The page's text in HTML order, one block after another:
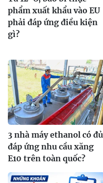
phẩm xuất khẩu vào EU
phải đáp ứng điều kiện
gì?
3 nhà máy ethanol có đủ
đáp ứng nhu cầu xăng
E10 trên toàn quốc?